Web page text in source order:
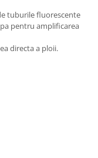
tuburile fluorescente
pentru amplificarea
directa a ploii.